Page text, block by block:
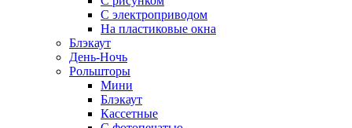
С электроприводом
На пластиковые окна
Блэкаут
День-Ночь
Рольшторы
Мини
Блэкаут
Кассетные